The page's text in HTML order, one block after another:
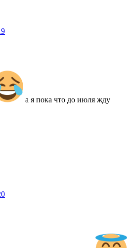
а я пока что до июля жду